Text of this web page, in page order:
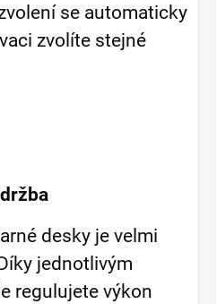
se automaticky
zvolíte stejné
desky je velmi
jednotlivým
regulujete výkon